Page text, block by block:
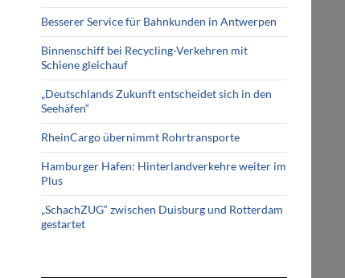
Besserer Service für Bahnkunden in Antwerpen
Binnenschiff bei Recycling-Verkehren mit
Schiene gleichauf
„Deutschlands Zukunft entscheidet sich in den
Seehäfen“
RheinCargo übernimmt Rohrtransporte
Hamburger Hafen: Hinterlandverkehre weiter im
Plus
„SchachZUG“ zwischen Duisburg und Rotterdam
gestartet